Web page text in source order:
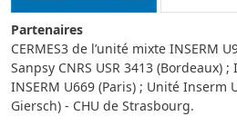
Partenaires
CERMES3 de l’unité mixte INSERM
Sanpsy CNRS USR 3413 (Bordeaux) ;
INSERM U669 (Paris) ; Unité Inserm
Giersch) - CHU de Strasbourg.